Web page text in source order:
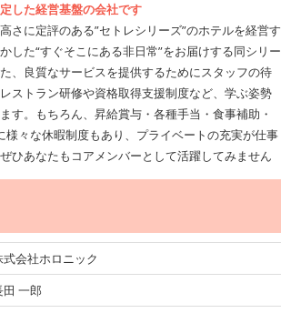
した経営基盤の会社です
さに定評のある”セトレシリーズ”のホテルを経営す
した“すぐそこにある非日常”をお届けする同シリー
、良質なサービスを提供するためにスタッフの待
ストラン研修や資格取得支援制度など、学ぶ姿勢
す。もちろん、昇給賞与・各種手当・食事補助・
々な休暇制度もあり、プライベートの充実が仕事
ひあなたもコアメンバーとして活躍してみません
式会社ホロニック
田 一郎